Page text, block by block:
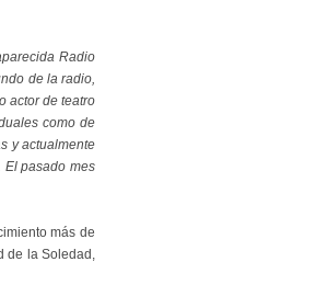
Radio
de la radio,
actor de teatro
como de
y actualmente
El pasado mes
más de
de la Soledad,